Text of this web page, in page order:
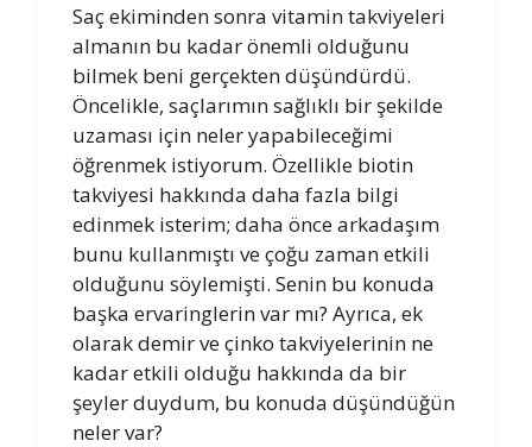
Saç ekiminden sonra vitamin takviyeleri
almanın bu kadar önemli olduğunu
bilmek beni gerçekten düşündürdü.
Öncelikle, saçlarımın sağlıklı bir şekilde
uzaması için neler yapabileceğimi
öğrenmek istiyorum. Özellikle biotin
takviyesi hakkında daha fazla bilgi
edinmek isterim; daha önce arkadaşım
bunu kullanmıştı ve çoğu zaman etkili
olduğunu söylemişti. Senin bu konuda
başka ervaringlerin var mı? Ayrıca, ek
olarak demir ve çinko takviyelerinin ne
kadar etkili olduğu hakkında da bir
şeyler duydum, bu konuda düşündüğün
neler var?